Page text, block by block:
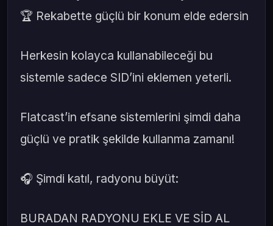
🏆 Rekabette güçlü bir konum elde edersin
Herkesin kolayca kullanabileceği bu
sistemle sadece SID’ini eklemen yeterli.
Flatcast’in efsane sistemlerini şimdi daha
güçlü ve pratik şekilde kullanma zamanı!
🎧 Şimdi katıl, radyonu büyüt:
BURADAN RADYONU EKLE VE SİD AL